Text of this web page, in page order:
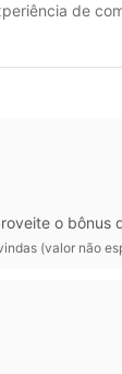
de
o
(valor não